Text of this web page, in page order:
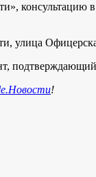
консультацию
улица
!